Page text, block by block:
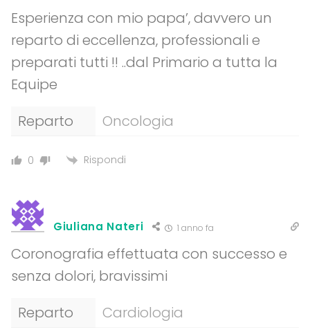
Esperienza con mio papa’, davvero un
reparto di eccellenza, professionali e
preparati tutti !! ..dal Primario a tutta la
Equipe
Reparto
Oncologia
0 Rispondi
Giuliana Nateri 1 anno fa
Coronografia effettuata con successo e
senza dolori, bravissimi
Reparto
Cardiologia